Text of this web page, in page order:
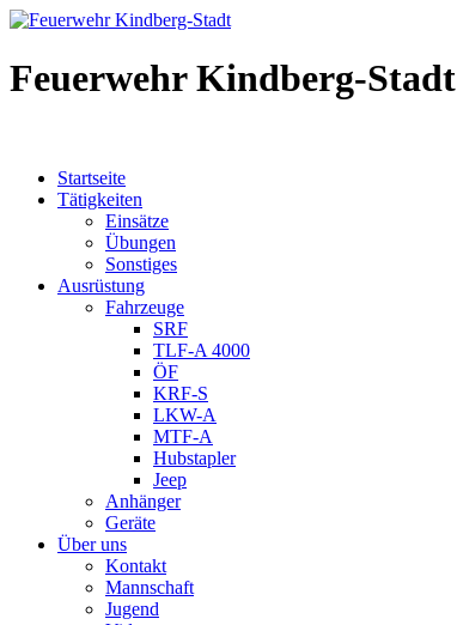
Feuerwehr Kindberg-Stadt
Startseite
Tätigkeiten
Einsätze
Übungen
Sonstiges
Ausrüstung
Fahrzeuge
SRF
TLF-A 4000
ÖF
KRF-S
LKW-A
MTF-A
Hubstapler
Jeep
Anhänger
Geräte
Über uns
Kontakt
Mannschaft
Jugend